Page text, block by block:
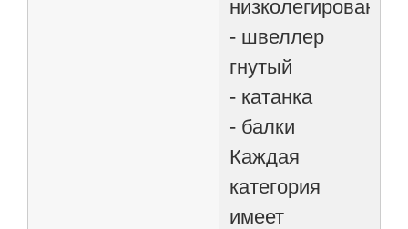
- швеллер
гнутый
- катанка
- балки
Каждая
категория
имеет